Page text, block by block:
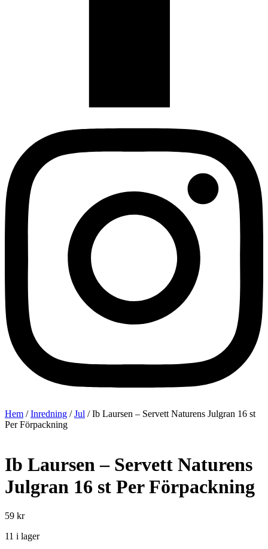
Hem /Inredning /Jul / Ib Laursen – Servett Naturens Julgran 16 st
Per Förpackning
Ib Laursen – Servett Naturens
Julgran 16 st Per Förpackning
59 kr
11 i lager